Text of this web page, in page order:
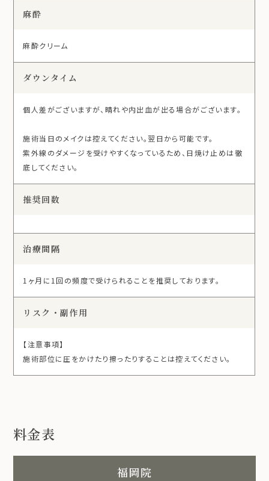
麻酔
麻酔クリーム
ダウンタイム
個人差がございますが、晴れや内出血が出る場合がございます。
施術当日のメイクは控えてください。翌日から可能です。
紫外線のダメージを受けやすくなっているため、日焼け止めは徹
底してください。
推奨回数
治療間隔
1ヶ月に1回の頻度で受けられることを推奨しております。
リスク・副作用
【注意事項】
施術部位に圧をかけたり擦ったりすることは控えてください。
料金表
福岡院